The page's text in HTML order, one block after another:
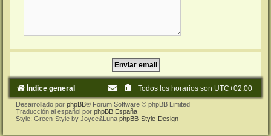
Índice general Todos los horarios son UTC+02:00
Desarrollado por phpBB® Forum Software © phpBB Limited
Traducción al español por phpBB España
Style: Green-Style by Joyce&Luna phpBB-Style-Design